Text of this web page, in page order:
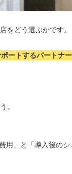
をどう選ぶかです。
ートするパートナー
。
用」と「導入後の